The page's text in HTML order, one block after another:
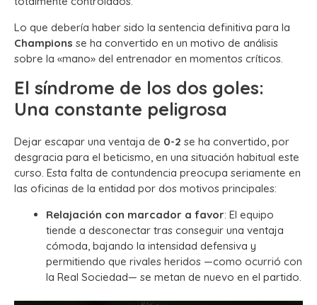
Lo que debería haber sido la sentencia definitiva para la
Champions se ha convertido en un motivo de análisis
sobre la «mano» del entrenador en momentos críticos.
El síndrome de los dos goles:
Una constante peligrosa
Dejar escapar una ventaja de 0-2 se ha convertido, por
desgracia para el beticismo, en una situación habitual este
curso. Esta falta de contundencia preocupa seriamente en
las oficinas de la entidad por dos motivos principales:
Relajación con marcador a favor: El equipo
tiende a desconectar tras conseguir una ventaja
cómoda, bajando la intensidad defensiva y
permitiendo que rivales heridos —como ocurrió con
la Real Sociedad— se metan de nuevo en el partido.